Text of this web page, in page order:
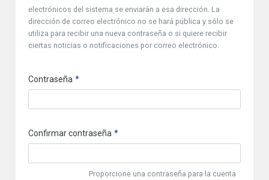
electrónicos del sistema se enviarán a esa dirección. La
dirección de correo electrónico no se hará pública y sólo se
utiliza para recibir una nueva contraseña o si quiere recibir
ciertas noticias o notificaciones por correo electrónico.
Contraseña
Confirmar contraseña
Proporcione una contraseña para la cuenta